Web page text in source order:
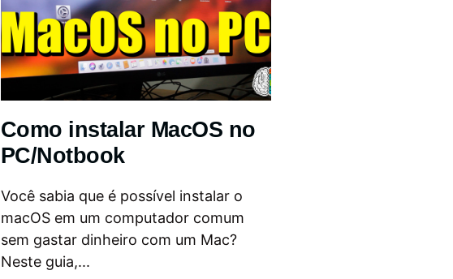
Como instalar MacOS no
PC/Notbook
Você sabia que é possível instalar o
macOS em um computador comum
sem gastar dinheiro com um Mac?
Neste guia,...